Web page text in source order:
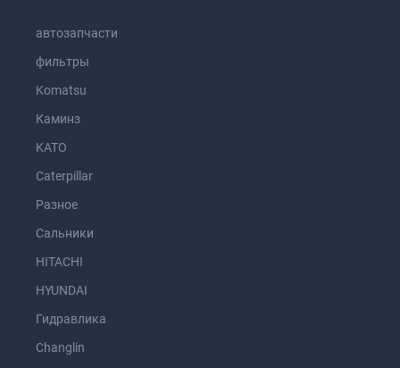
автозапчасти
фильтры
Komatsu
Каминз
KATO
Caterpillar
Разное
Сальники
HITACHI
HYUNDAI
Гидравлика
Changlin